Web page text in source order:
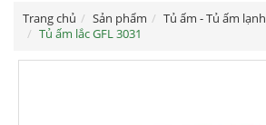
Trang chủ Sản phẩm
Tủ ấm - Tủ ấm lạnh
Tủ ấm lắc GFL 3031